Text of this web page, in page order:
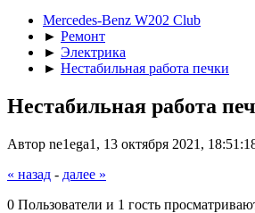
Mercedes-Benz W202 Club
► Ремонт
► Электрика
► Нестабильная работа печки
Нестабильная работа
Автор ne1ega1, 13 октября 2021,
« назад - далее »
0 Пользователи и 1 гость